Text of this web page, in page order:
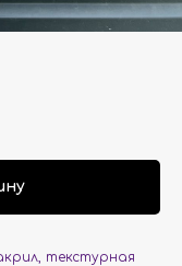
текстурная